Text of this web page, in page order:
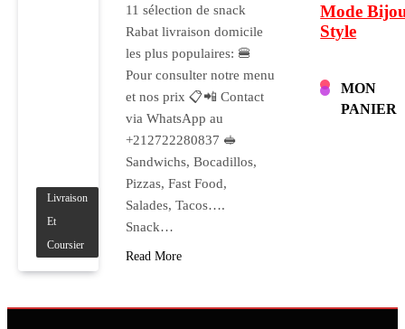
Livraison
Et
Coursier
11 sélection de snack
Rabat livraison domicile
les plus populaires: 🍔
Pour consulter notre menu
et nos prix 📋📲 Contact
via WhatsApp au
+212722280837 🥪
Sandwichs, Bocadillos,
Pizzas, Fast Food,
Salades, Tacos….
Snack…
Read More
Mode
Style
MON
PANIER